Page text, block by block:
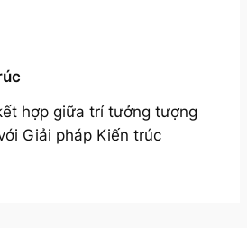
hợp giữa trí tưởng tượng
Giải pháp Kiến trúc